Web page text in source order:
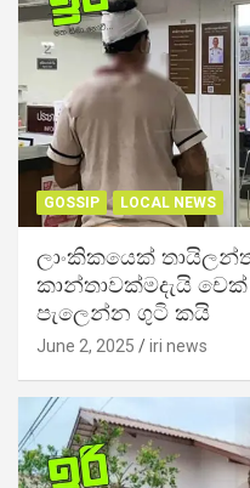
GOSSIP LOCAL NEWS
ලාංකිකයෙක්
කාන්තාවක්මදැයි
පැලෙන්න ගුටි කයි
June 2, 2025 iri news